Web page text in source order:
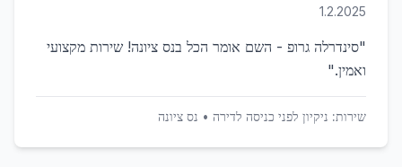
1.2.2025
"סינדרלה גרופ - השם אומר הכל בנס ציונה! שירות מקצועי
ואמין."
שירות: ניקיון לפני כניסה לדירה • נס ציונה